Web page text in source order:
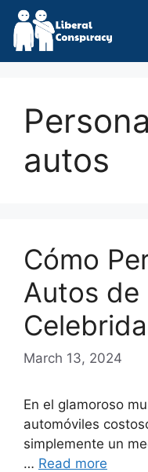
Skip
content
autos
Cómo
Autos de
March 13, 2024
En el glamoroso
automóviles
simplemente un
… Read more